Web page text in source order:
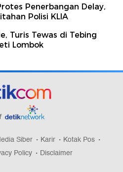
Penerbangan Delay,
Polisi KLIA
Turis Tewas di Tebing
Lombok
Siber Karir
Kotak Pos
Policy Disclaimer